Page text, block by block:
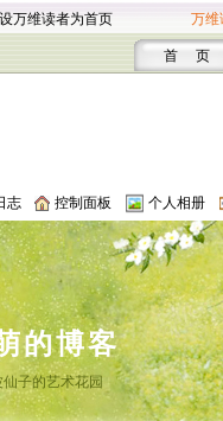
设万维读者为首页 万维
首 页
志 控制面板 个人相册
的博客
仙子的艺术花园